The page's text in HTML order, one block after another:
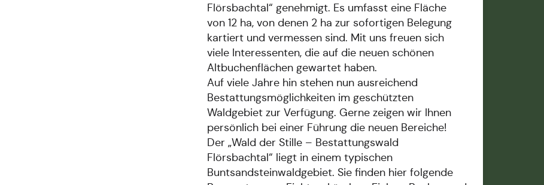
Flörsbachtal“ genehmigt. Es umfasst eine Fläche
von 12 ha, von denen 2 ha zur sofortigen Belegung
kartiert und vermessen sind. Mit uns freuen sich
viele Interessenten, die auf die neuen schönen
Altbuchenflächen gewartet haben.
Auf viele Jahre hin stehen nun ausreichend
Bestattungsmöglichkeiten im geschützten
Waldgebiet zur Verfügung. Gerne zeigen wir Ihnen
persönlich bei einer Führung die neuen Bereiche!
Der „Wald der Stille – Bestattungswald
Flörsbachtal“ liegt in einem typischen
Buntsandsteinwaldgebiet. Sie finden hier folgende